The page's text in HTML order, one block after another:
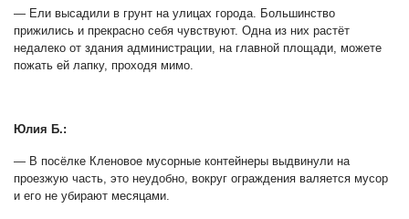
— Ели высадили в грунт на улицах города. Большинство
прижились и прекрасно себя чувствуют. Одна из них растёт
недалеко от здания администрации, на главной площади, можете
пожать ей лапку, проходя мимо.
Юлия Б.:
— В посёлке Кленовое мусорные контейнеры выдвинули на
проезжую часть, это неудобно, вокруг ограждения валяется мусор
и его не убирают месяцами.